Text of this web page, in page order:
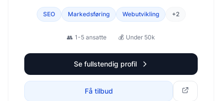
Ads, nettsider i Wordpress og nettbutikker i Shopify. I
tillegg har vi svært gunstige priser!
SEO Markedsføring Webutvikling +2
👥 1-5 ansatte 💰 Under 50k
Se fullstendig profil
Få tilbud